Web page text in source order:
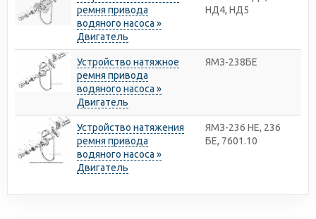
ремня привода
водяного насоса »
Двигатель
НД4, НД5
Устройство натяжное
ремня привода
водяного насоса »
Двигатель
ЯМЗ-238БЕ
Устройство натяжения
ремня привода
водяного насоса »
Двигатель
ЯМЗ-236 НЕ, 236
БЕ, 7601.10